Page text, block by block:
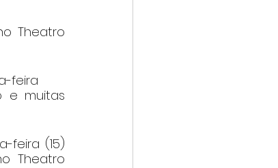
Theatro
feira
e muitas
feira (15)
Theatro